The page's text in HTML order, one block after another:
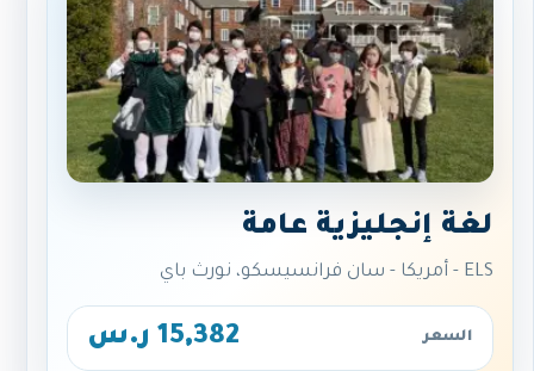
لغة إنجليزية عامة
ELS - أمريكا - سان فرانسيسكو، نورث باي
السعر 15,382 ر.س